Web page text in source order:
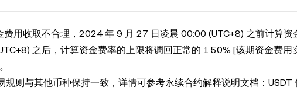
用收取不合理，2024 年 9 月 27 日凌晨 00:00 (UTC+8) 之前计算资
之后，计算资金费率的上限将调回正常的 1.50% [该期资金费用
规则与其他币种保持一致，详情可参考永续合约解释说明文档：USDT